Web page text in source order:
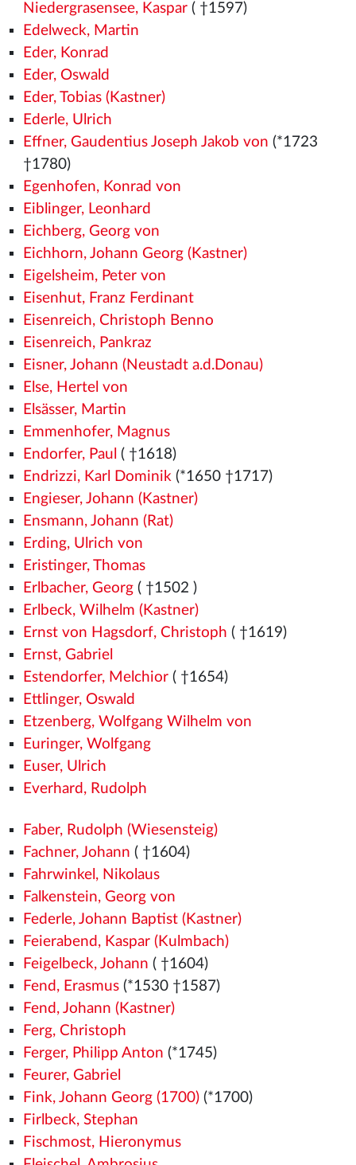
Niedergrasensee, Kaspar( †1597)
Edelweck, Martin
Eder, Konrad
Eder, Oswald
Eder, Tobias (Kastner)
Ederle, Ulrich
Effner, Gaudentius Joseph Jakob von (*1723
†1780)
Egenhofen, Konrad von
Eiblinger, Leonhard
Eichberg, Georg von
Eichhorn, Johann Georg (Kastner)
Eigelsheim, Peter von
Eisenhut, Franz Ferdinant
Eisenreich, Christoph Benno
Eisenreich, Pankraz
Eisner, Johann (Neustadt a.d.Donau)
Else, Hertel von
Elsässer, Martin
Emmenhofer, Magnus
Endorfer, Paul ( †1618)
Endrizzi, Karl Dominik(*1650 †1717)
Engieser, Johann (Kastner)
Ensmann, Johann (Rat)
Erding, Ulrich von
Eristinger, Thomas
Erlbacher, Georg( †1502 )
Erlbeck, Wilhelm (Kastner)
Ernst von Hagsdorf, Christoph ( †1619)
Ernst, Gabriel
Estendorfer, Melchior( †1654)
Ettlinger, Oswald
Etzenberg, Wolfgang Wilhelm von
Euringer, Wolfgang
Euser, Ulrich
Everhard, Rudolph
Faber, Rudolph (Wiesensteig)
Fachner, Johann ( †1604)
Fahrwinkel, Nikolaus
Falkenstein, Georg von
Federle, Johann Baptist (Kastner)
Feierabend, Kaspar (Kulmbach)
Feigelbeck, Johann ( †1604)
Fend, Erasmus(*1530 †1587)
Fend, Johann (Kastner)
Ferg, Christoph
Ferger, Philipp Anton (*1745)
Feurer, Gabriel
Fink, Johann Georg (1700)(*1700)
Firlbeck, Stephan
Fischmost, Hieronymus